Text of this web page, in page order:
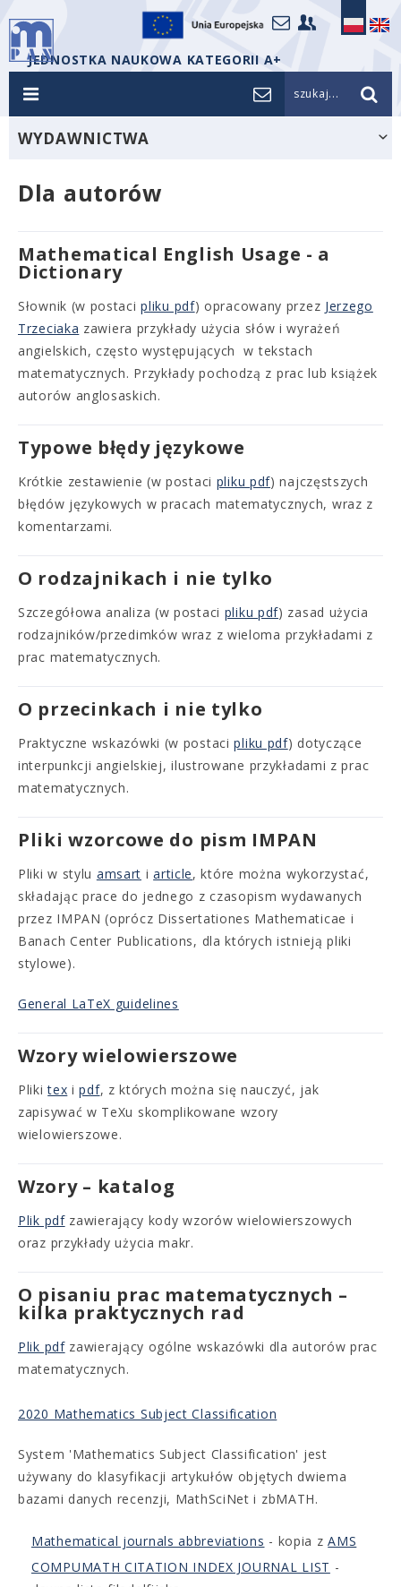
JEDNOSTKA NAUKOWA KATEGORII A+
szukaj...
WYDAWNICTWA
Dla autorów
Mathematical English Usage - a
Dictionary
Słownik (w postacipliku pdf) opracowany przez Jerzego
Trzeciaka zawiera przykłady użycia słów i wyrażeń
angielskich, często występujących w tekstach
matematycznych. Przykłady pochodzą z prac lub książek
autorów anglosaskich.
Typowe błędy językowe
Krótkie zestawienie (w postaci pliku pdf) najczęstszych
błędów językowych w pracach matematycznych, wraz z
komentarzami.
O rodzajnikach i nie tylko
Szczegółowa analiza (w postaci pliku pdf) zasad użycia
rodzajników/przedimków wraz z wieloma przykładami z
prac matematycznych.
O przecinkach i nie tylko
Praktyczne wskazówki (w postacipliku pdf) dotyczące
interpunkcji angielskiej, ilustrowane przykładami z prac
matematycznych.
Pliki wzorcowe do pism IMPAN
Pliki w stylu amsart iarticle, które można wykorzystać,
składając prace do jednego z czasopism wydawanych
przez IMPAN (oprócz Dissertationes Mathematicae i
Banach Center Publications, dla których istnieją pliki
stylowe).
General LaTeX guidelines
Wzory wielowierszowe
Plikitex ipdf, z których można się nauczyć, jak
zapisywać w TeXu skomplikowane wzory
wielowierszowe.
Wzory – katalog
Plik pdfzawierający kody wzorów wielowierszowych
oraz przykłady użycia makr.
O pisaniu prac matematycznych –
kilka praktycznych rad
Plik pdfzawierający ogólne wskazówki dla autorów prac
matematycznych.
2020 Mathematics Subject Classification
System 'Mathematics Subject Classification' jest
używany do klasyfikacji artykułów objętych dwiema
bazami danych recenzji, MathSciNet i zbMATH.
Mathematical journals abbreviations - kopia zAMS
COMPUMATH CITATION INDEX JOURNAL LIST -